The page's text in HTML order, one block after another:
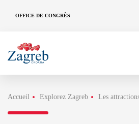
OFFICE DE CONGRÈS
Accueil Explorez Zagreb Les